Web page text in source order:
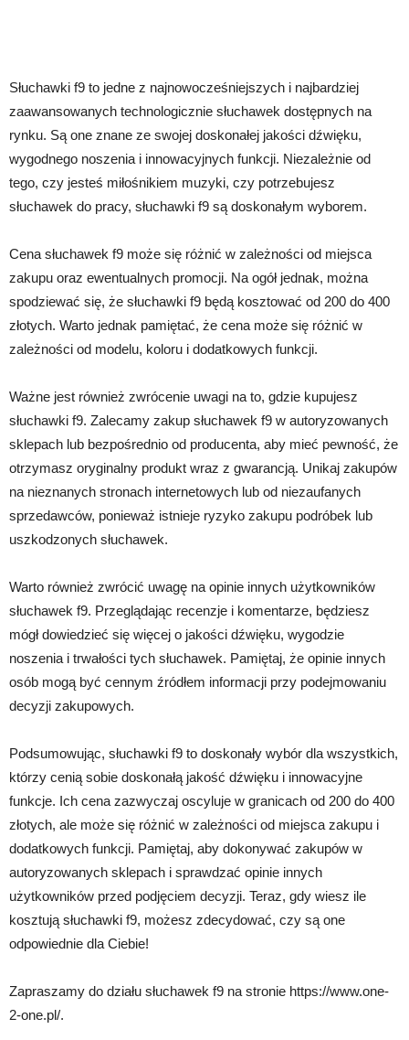
Słuchawki f9 to jedne z najnowocześniejszych i najbardziej
zaawansowanych technologicznie słuchawek dostępnych na
rynku. Są one znane ze swojej doskonałej jakości dźwięku,
wygodnego noszenia i innowacyjnych funkcji. Niezależnie od
tego, czy jesteś miłośnikiem muzyki, czy potrzebujesz
słuchawek do pracy, słuchawki f9 są doskonałym wyborem.
Cena słuchawek f9 może się różnić w zależności od miejsca
zakupu oraz ewentualnych promocji. Na ogół jednak, można
spodziewać się, że słuchawki f9 będą kosztować od 200 do 400
złotych. Warto jednak pamiętać, że cena może się różnić w
zależności od modelu, koloru i dodatkowych funkcji.
Ważne jest również zwrócenie uwagi na to, gdzie kupujesz
słuchawki f9. Zalecamy zakup słuchawek f9 w autoryzowanych
sklepach lub bezpośrednio od producenta, aby mieć pewność, że
otrzymasz oryginalny produkt wraz z gwarancją. Unikaj zakupów
na nieznanych stronach internetowych lub od niezaufanych
sprzedawców, ponieważ istnieje ryzyko zakupu podróbek lub
uszkodzonych słuchawek.
Warto również zwrócić uwagę na opinie innych użytkowników
słuchawek f9. Przeglądając recenzje i komentarze, będziesz
mógł dowiedzieć się więcej o jakości dźwięku, wygodzie
noszenia i trwałości tych słuchawek. Pamiętaj, że opinie innych
osób mogą być cennym źródłem informacji przy podejmowaniu
decyzji zakupowych.
Podsumowując, słuchawki f9 to doskonały wybór dla wszystkich,
którzy cenią sobie doskonałą jakość dźwięku i innowacyjne
funkcje. Ich cena zazwyczaj oscyluje w granicach od 200 do 400
złotych, ale może się różnić w zależności od miejsca zakupu i
dodatkowych funkcji. Pamiętaj, aby dokonywać zakupów w
autoryzowanych sklepach i sprawdzać opinie innych
użytkowników przed podjęciem decyzji. Teraz, gdy wiesz ile
kosztują słuchawki f9, możesz zdecydować, czy są one
odpowiednie dla Ciebie!
Zapraszamy do działu słuchawek f9 na stronie https://www.one-
2-one.pl/.